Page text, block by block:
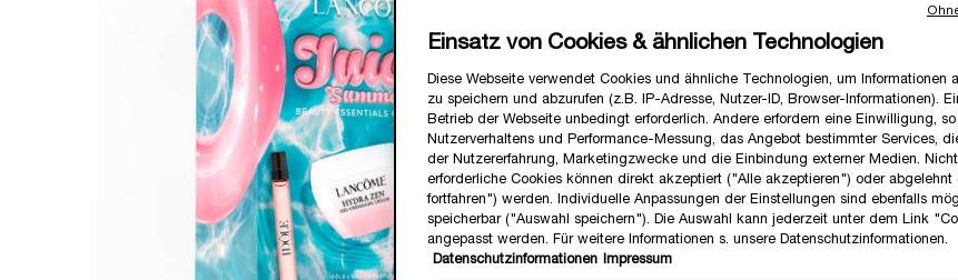
Einsatz von Cookies & ähnlichen Technologien
Diese Webseite verwendet Cookies und ähnliche Technologien, um Informationen
zu speichern und abzurufen (z.B. IP-Adresse, Nutzer-ID, Browser-Informationen).
Betrieb der Webseite unbedingt erforderlich. Andere erfordern eine Einwilligung,
Nutzerverhaltens und Performance-Messung, das Angebot bestimmter Services,
der Nutzererfahrung, Marketingzwecke und die Einbindung externer Medien.
erforderliche Cookies können direkt akzeptiert ("Alle akzeptieren") oder abgelehnt
fortfahren") werden. Individuelle Anpassungen der Einstellungen sind ebenfalls
speicherbar ("Auswahl speichern"). Die Auswahl kann jederzeit unter dem Link
angepasst werden. Für weitere Informationen s. unsere Datenschutzinformationen.
Datenschutzinformationen
Impressum